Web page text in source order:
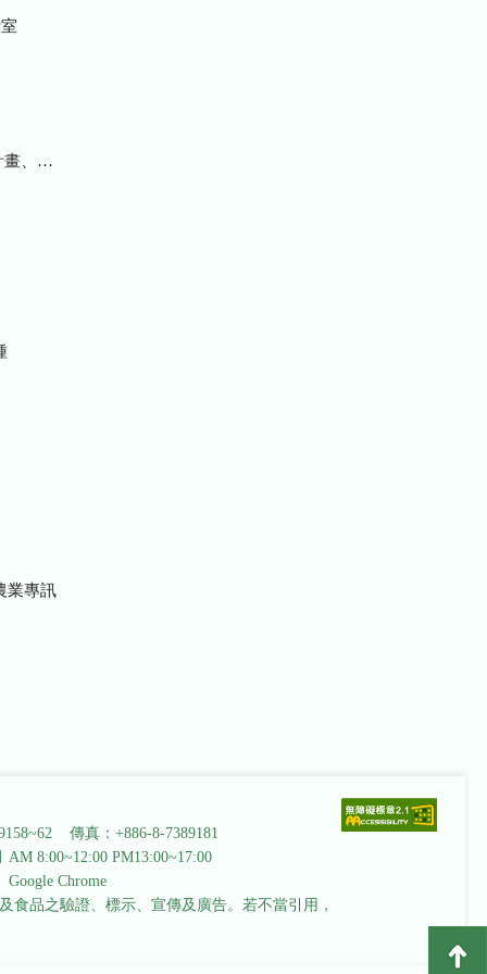
研究報告
業專訊
傳真：+886-8-7389181
AM 8:00~12:00 PM13:00~17:00
Chrome
食品之驗證、標示、宣傳及廣告。若不當引用，